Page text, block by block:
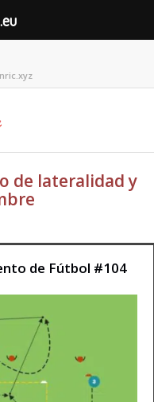
de lateralidad y
de Fútbol #104